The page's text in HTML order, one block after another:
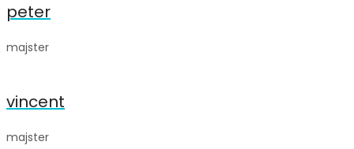
peter
majster
vincent
majster